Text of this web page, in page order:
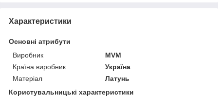
Характеристики
Основні атрибути
Виробник
MVM
Країна виробник
Україна
Матеріал
Латунь
Користувальницькі характеристики